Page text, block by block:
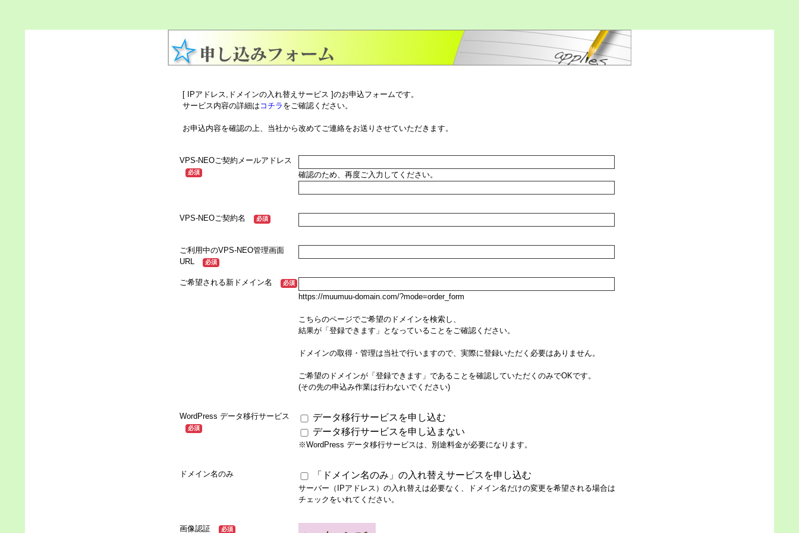
[ IPアドレス,ドメインの入れ替えサービス ]のお申込フォームです。
サービス内容の詳細は コチラ をご確認ください。
お申込内容を確認の上、当社から改めてご連絡をお送りさせていただきます。
VPS-NEOご契約メールアドレス
必須 確認のため、再度ご入力してください。
VPS-NEOご契約名 必須
ご利用中のVPS-NEO管理画面
URL
必須
ご希望される新ドメイン名 必須
https://muumuu-domain.com/?mode=order_form
こちらのページでご希望のドメインを検索し、
結果が「登録できます」となっていることをご確認ください。
ドメインの取得・管理は当社で行いますので、実際に登録いただく必要はありません。
ご希望のドメインが「登録できます」であることを確認していただくのみでOKです。
(その先の申込み作業は行わないでください)
WordPress データ移行サービス
必須
データ移行サービスを申し込む
データ移行サービスを申し込まない
※WordPress データ移行サービスは、別途料金が必要になります。
ドメイン名のみ 「ドメイン名のみ」の入れ替えサービスを申し込む
サーバー（IPアドレス）の入れ替えは必要なく、ドメイン名だけの変更を希望される場合は
チェックをいれてください。
画像認証 必須